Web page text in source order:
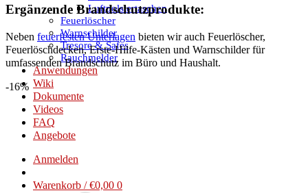
Luftpolstertaschen
Feuerlöscher
Warnschilder
Tresore & Safes
Rauchmelder
Anwendungen
Wiki
Dokumente
Videos
FAQ
Angebote
Anmelden
Warenkorb /€0,00 0
Ergänzende Brandschutzprodukte:
Neben feuerfesten Unterlagen bieten wir auch Feuerlöscher,
Feuerlöschdecken, Erste-Hilfe-Kästen und Warnschilder für
umfassenden Brandschutz im Büro und Haushalt.
-16%